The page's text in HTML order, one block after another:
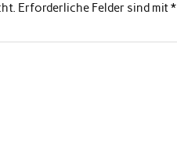
Erforderliche Felder sind mit*